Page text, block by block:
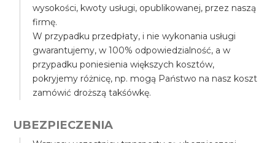
wysokości, kwoty usługi, opublikowanej, przez naszą
firmę.
W przypadku przedpłaty, i nie wykonania usługi
gwarantujemy, w 100% odpowiedzialność, a w
przypadku poniesienia większych kosztów,
pokryjemy różnicę, np. mogą Państwo na nasz koszt
zamówić droższą takśówkę.
UBEZPIECZENIA